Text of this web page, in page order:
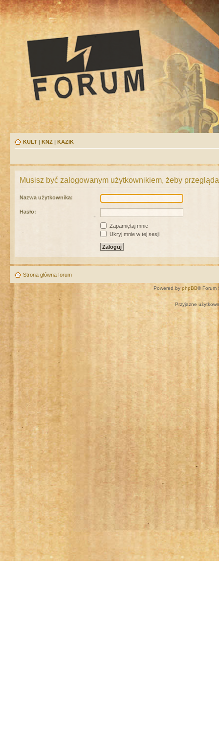
KULT | KNŻ | KAZIK
Musisz być zalogowanym użytkownikiem, żeby
Nazwa użytkownika:
Hasło:
Zapamiętaj mnie
Ukryj mnie w tej sesji
Strona główna forum
Powered by phpBB® Forum
Przyjazne